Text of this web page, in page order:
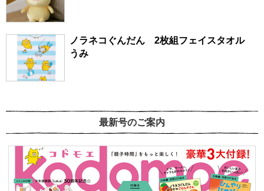
ノラネコぐんだん 2枚組フェイスタオル
うみ
最新号のご案内